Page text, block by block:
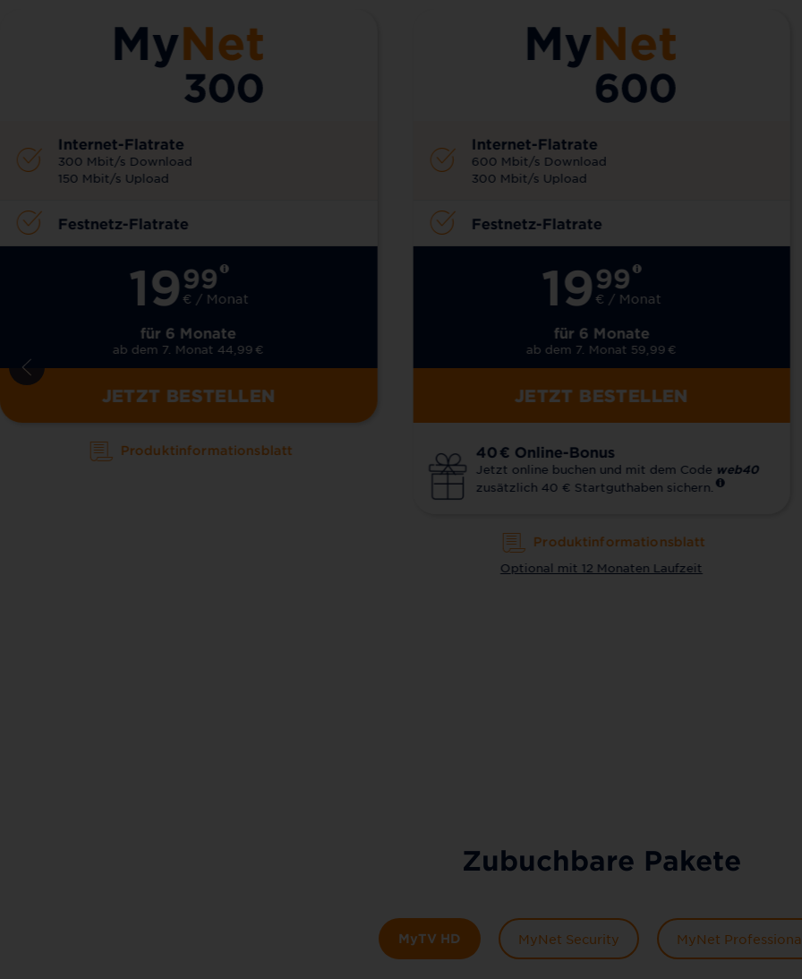
Internet-Flatrate
600 Mbit/s Download
300 Mbit/s Upload
Festnetz-Flatrate
1999
€ / Monat
für 6 Monate
ab dem 7. Monat 59,99 €
JETZT BESTELLEN
40 € Online-Bonus
Jetzt online buchen und mit dem Code web40
zusätzlich 40 € Startguthaben sichern.
Produktinformationsblatt
Optional mit 12 Monaten Laufzeit
Internet-Flatrate
300 Mbit/s Download
150 Mbit/s Upload
Festnetz-Flatrate
1999
€ / Monat
für 6 Monate
ab dem 7. Monat 44,99 €
JETZT BESTELLEN
Produktinformationsblatt
Zubuchbare Pakete
MyTV HD MyNet Security MyNet